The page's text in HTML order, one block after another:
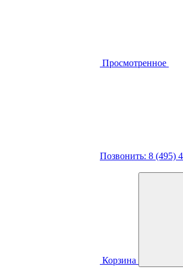
Просмотренное
Позвонить: 8 (495)
Корзина